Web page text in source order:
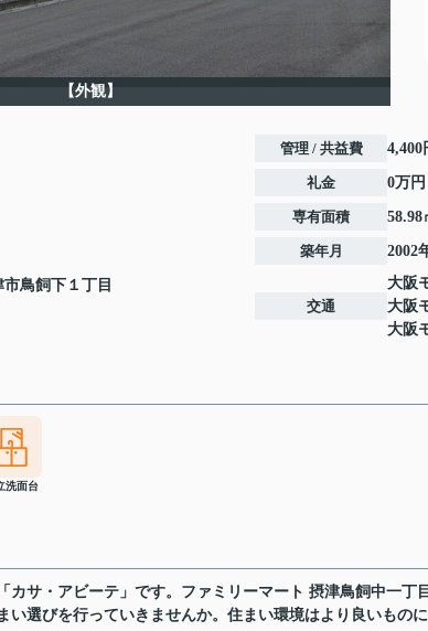
【外観】
市鳥飼下 １丁目
管理 / 共益費 4,400
礼金 0万円
専有面積 58.98
築年月 2002
交通
大阪
大阪
大阪
洗面台
カサ・アビーテ」です。ファミリーマート 摂津鳥飼中一丁
い選びを行っていきませんか。住まい環境はより良いもの